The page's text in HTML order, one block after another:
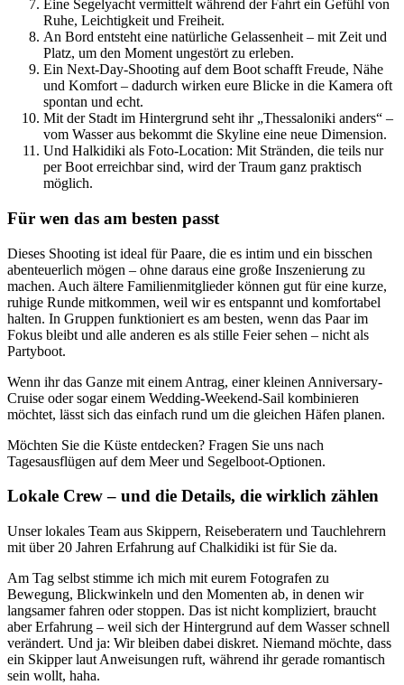
Eine Segelyacht vermittelt während der Fahrt ein Gefühl von
Ruhe, Leichtigkeit und Freiheit.
An Bord entsteht eine natürliche Gelassenheit – mit Zeit und
Platz, um den Moment ungestört zu erleben.
Ein Next-Day-Shooting auf dem Boot schafft Freude, Nähe
und Komfort – dadurch wirken eure Blicke in die Kamera oft
spontan und echt.
Mit der Stadt im Hintergrund seht ihr „Thessaloniki anders“ –
vom Wasser aus bekommt die Skyline eine neue Dimension.
Und Halkidiki als Foto-Location: Mit Stränden, die teils nur
per Boot erreichbar sind, wird der Traum ganz praktisch
möglich.
Für wen das am besten passt
Dieses Shooting ist ideal für Paare, die es intim und ein bisschen
abenteuerlich mögen – ohne daraus eine große Inszenierung zu
machen. Auch ältere Familienmitglieder können gut für eine kurze,
ruhige Runde mitkommen, weil wir es entspannt und komfortabel
halten. In Gruppen funktioniert es am besten, wenn das Paar im
Fokus bleibt und alle anderen es als stille Feier sehen – nicht als
Partyboot.
Wenn ihr das Ganze mit einem Antrag, einer kleinen Anniversary-
Cruise oder sogar einem Wedding-Weekend-Sail kombinieren
möchtet, lässt sich das einfach rund um die gleichen Häfen planen.
Möchten Sie die Küste entdecken? Fragen Sie uns nach
Tagesausflügen auf dem Meer und Segelboot-Optionen.
Lokale Crew – und die Details, die wirklich zählen
Unser lokales Team aus Skippern, Reiseberatern und Tauchlehrern
mit über 20 Jahren Erfahrung auf Chalkidiki ist für Sie da.
Am Tag selbst stimme ich mich mit eurem Fotografen zu
Bewegung, Blickwinkeln und den Momenten ab, in denen wir
langsamer fahren oder stoppen. Das ist nicht kompliziert, braucht
aber Erfahrung – weil sich der Hintergrund auf dem Wasser schnell
verändert. Und ja: Wir bleiben dabei diskret. Niemand möchte, dass
ein Skipper laut Anweisungen ruft, während ihr gerade romantisch
sein wollt, haha.